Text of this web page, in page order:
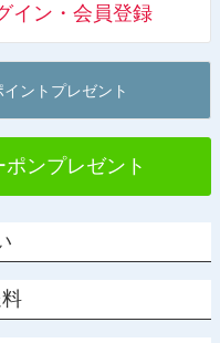
へ
イン・会員登録
イントプレゼント
ンプレゼント